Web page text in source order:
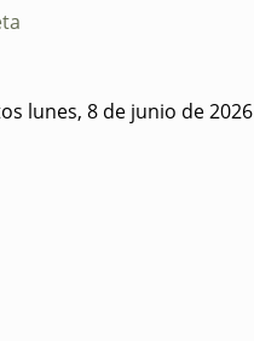
lunes, 8 de junio de 2026